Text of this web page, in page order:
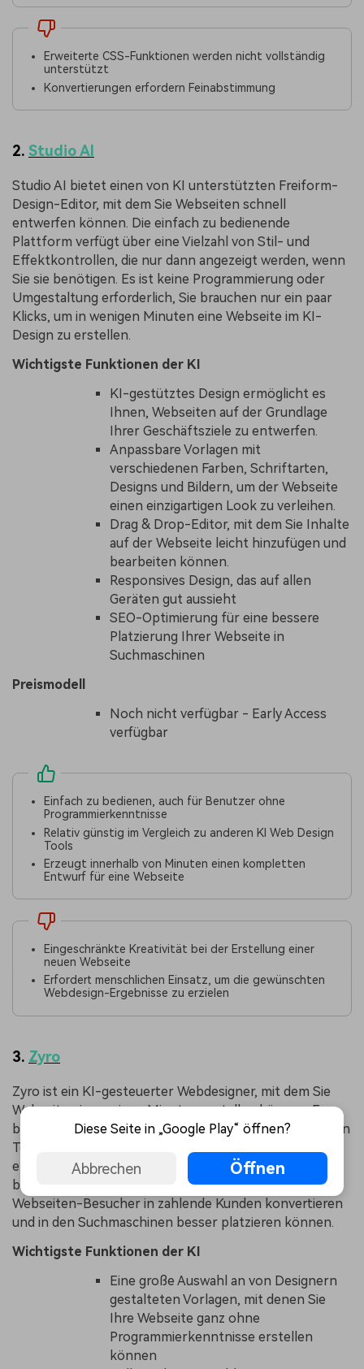
Erweiterte CSS-Funktionen werden nicht vollständig
unterstützt
Konvertierungen erfordern Feinabstimmung
2. Studio AI
Studio AI bietet einen von KI unterstützten Freiform-
Design-Editor, mit dem Sie Webseiten schnell
entwerfen können. Die einfach zu bedienende
Plattform verfügt über eine Vielzahl von Stil- und
Effektkontrollen, die nur dann angezeigt werden, wenn
Sie sie benötigen. Es ist keine Programmierung oder
Umgestaltung erforderlich, Sie brauchen nur ein paar
Klicks, um in wenigen Minuten eine Webseite im KI-
Design zu erstellen.
Wichtigste Funktionen der KI
KI-gestütztes Design ermöglicht es
Ihnen, Webseiten auf der Grundlage
Ihrer Geschäftsziele zu entwerfen.
Anpassbare Vorlagen mit
verschiedenen Farben, Schriftarten,
Designs und Bildern, um der Webseite
einen einzigartigen Look zu verleihen.
Drag & Drop-Editor, mit dem Sie Inhalte
auf der Webseite leicht hinzufügen und
bearbeiten können.
Responsives Design, das auf allen
Geräten gut aussieht
SEO-Optimierung für eine bessere
Platzierung Ihrer Webseite in
Suchmaschinen
Preismodell
Noch nicht verfügbar - Early Access
verfügbar
Einfach zu bedienen, auch für Benutzer ohne
Programmierkenntnisse
Relativ günstig im Vergleich zu anderen KI Web Design
Tools
Erzeugt innerhalb von Minuten einen kompletten
Entwurf für eine Webseite
Eingeschränkte Kreativität bei der Erstellung einer
neuen Webseite
Erfordert menschlichen Einsatz, um die gewünschten
Webdesign-Ergebnisse zu erzielen
3. Zyro
Zyro ist ein KI-gesteuerter Webdesigner, mit dem Sie
Webseiten in wenigen Minuten erstellen können. Er
bietet einwandfreie Vorlagen, die Sie mit einer Reihe von
Tools bearbeiten können, um eine Webseite zu
erstellen, ohne dass Sie programmieren müssen. Zyro
bietet auch SEO-Tools an, mit denen Sie mehr
Webseiten-Besucher in zahlende Kunden konvertieren
und in den Suchmaschinen besser platzieren können.
Wichtigste Funktionen der KI
Eine große Auswahl an von Designern
gestalteten Vorlagen, mit denen Sie
Ihre Webseite ganz ohne
Programmierkenntnisse erstellen
können
Diese Seite in „Google Play“ öffnen?
Abbrechen Öffnen